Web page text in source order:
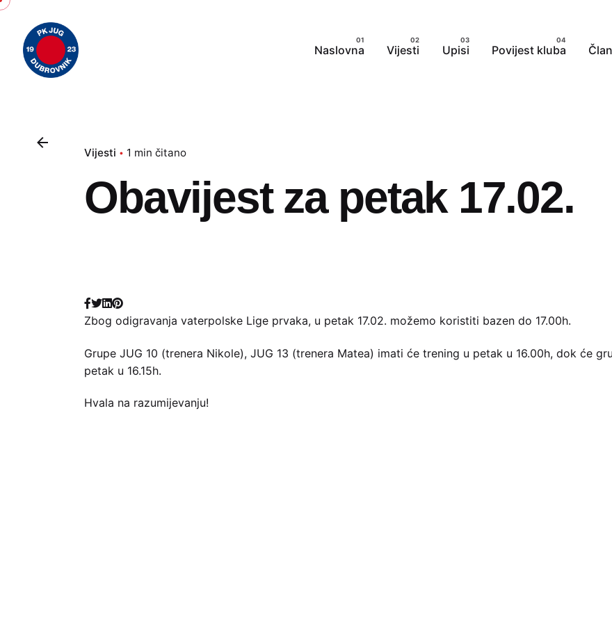
Skip
content
Naslovna Vijesti Upisi Povijest kluba
Vijesti 1 min čitano
Obavijest za petak 17.02.
Zbog odigravanja vaterpolske Lige prvaka, u petak 17.02. možemo koristiti bazen do 17.00h.
Grupe JUG 10 (trenera Nikole), JUG 13 (trenera Matea) imati će trening u petak u 16.00h, dok će
petak u 16.15h.
Hvala na razumijevanju!